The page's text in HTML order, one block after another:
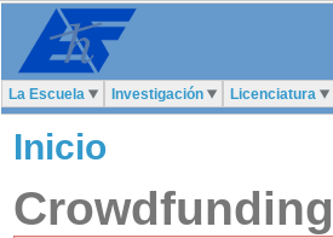
La Escuela Investigación Licenciatura
Inicio
Crowdfunding